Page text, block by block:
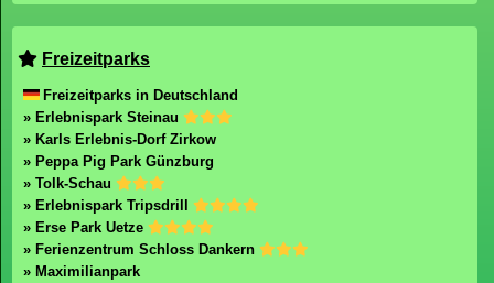
Freizeitparks
Freizeitparks in Deutschland
» Erlebnispark Steinau
» Karls Erlebnis-Dorf Zirkow
» Peppa Pig Park Günzburg
» Tolk-Schau
» Erlebnispark Tripsdrill
» Erse Park Uetze
» Ferienzentrum Schloss Dankern
» Maximilianpark